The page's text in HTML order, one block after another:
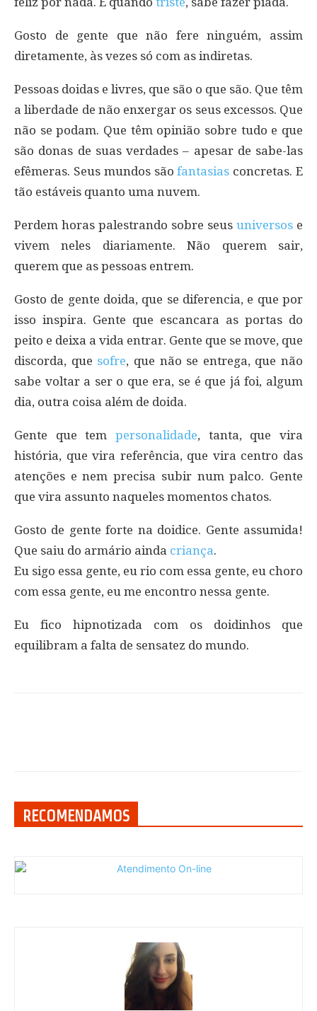
Gosto de gente que não fere ninguém, assim
diretamente, às vezes só com as indiretas.
Pessoas doidas e livres, que são o que são. Que têm
a liberdade de não enxergar os seus excessos. Que
não se podam. Que têm opinião sobre tudo e que
são donas de suas verdades – apesar de sabe-las
efêmeras. Seus mundos sãofantasias concretas. E
tão estáveis quanto uma nuvem.
Perdem horas palestrando sobre seus universos e
vivem neles diariamente. Não querem sair,
querem que as pessoas entrem.
Gosto de gente doida, que se diferencia, e que por
isso inspira. Gente que escancara as portas do
peito e deixa a vida entrar. Gente que se move, que
discorda, que sofre, que não se entrega, que não
sabe voltar a ser o que era, se é que já foi, algum
dia, outra coisa além de doida.
Gente que tem personalidade, tanta, que vira
história, que vira referência, que vira centro das
atenções e nem precisa subir num palco. Gente
que vira assunto naqueles momentos chatos.
Gosto de gente forte na doidice. Gente assumida!
Que saiu do armário ainda criança.
Eu sigo essa gente, eu rio com essa gente, eu choro
com essa gente, eu me encontro nessa gente.
Eu fico hipnotizada com os doidinhos que
equilibram a falta de sensatez do mundo.
RECOMENDAMOS